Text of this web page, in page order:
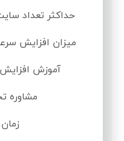
حداکثر تعداد
میزان افزایش
آموزش